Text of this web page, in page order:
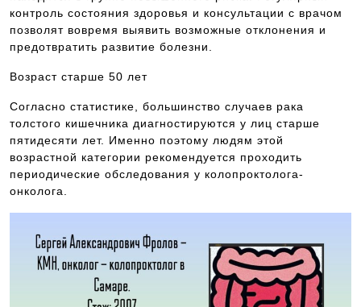
контроль состояния здоровья и консультации с врачом
позволят вовремя выявить возможные отклонения и
предотвратить развитие болезни.
Возраст старше 50 лет
Согласно статистике, большинство случаев рака
толстого кишечника диагностируются у лиц старше
пятидесяти лет. Именно поэтому людям этой
возрастной категории рекомендуется проходить
периодические обследования у колопроктолога-
онколога.